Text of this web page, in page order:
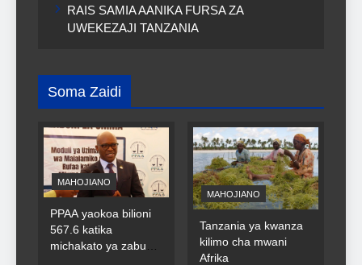
RAIS SAMIA AANIKA FURSA ZA
UWEKEZAJI TANZANIA
Soma Zaidi
MAHOJIANO
PPAA yaokoa bilioni
567.6 katika
michakato ya zabuni
MAHOJIANO
Tanzania ya kwanza
kilimo cha mwani
Afrika